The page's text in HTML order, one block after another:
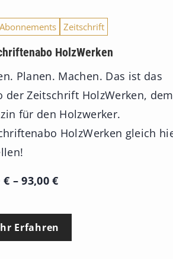
Abonnements Zeitschrift
HolzWerken
Planen. Machen. Das ist das
der Zeitschrift HolzWerken, dem
für den Holzwerker.
HolzWerken gleich
€ –93,00€P
e
Erfahren